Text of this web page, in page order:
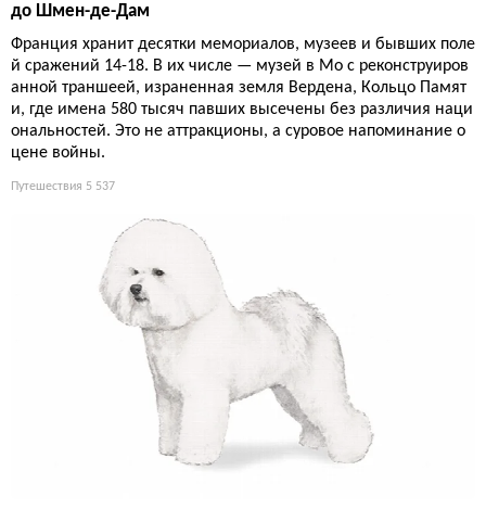
до Шмен-де-Дам
Франция хранит десятки мемориалов, музеев и бывших поле
й сражений 14-18. В их числе — музей в Мо с реконструиров
анной траншеей, израненная земля Вердена, Кольцо Памят
и, где имена 580 тысяч павших высечены без различия наци
ональностей. Это не аттракционы, а суровое напоминание о
цене войны.
Путешествия 5 537